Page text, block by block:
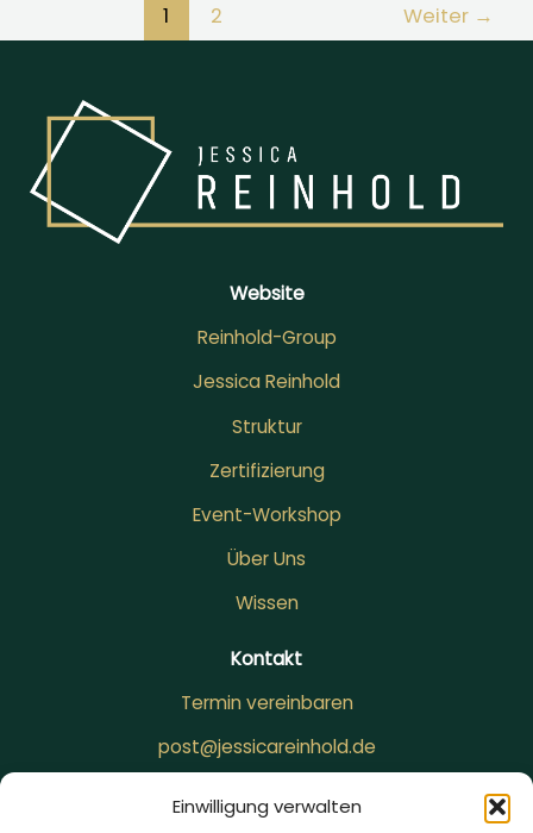
Einwilligung verwalten
1 2 Weiter →
Website
Reinhold-Group
Jessica Reinhold
Struktur
Zertifizierung
Event-Workshop
Über Uns
Wissen
Kontakt
Termin vereinbaren
post@jessicareinhold.de